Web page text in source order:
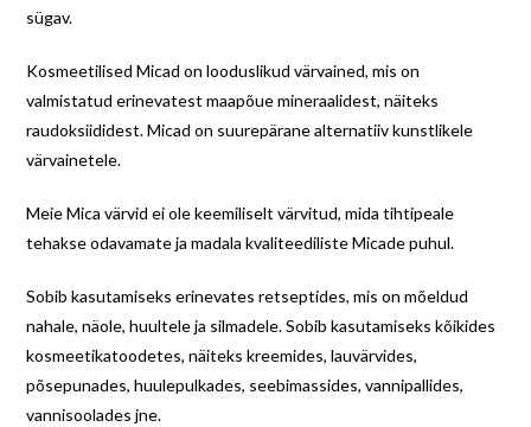
sügav.
Kosmeetilised Micad on looduslikud värvained, mis on
valmistatud erinevatest maapõue mineraalidest, näiteks
raudoksiididest. Micad on suurepärane alternatiiv kunstlikele
värvainetele.
Meie Mica värvid ei ole keemiliselt värvitud, mida tihtipeale
tehakse odavamate ja madala kvaliteediliste Micade puhul.
Sobib kasutamiseks erinevates retseptides, mis on mõeldud
nahale, näole, huultele ja silmadele. Sobib kasutamiseks kõikides
kosmeetikatoodetes, näiteks kreemides, lauvärvides,
põsepunades, huulepulkades, seebimassides, vannipallides,
vannisoolades jne.